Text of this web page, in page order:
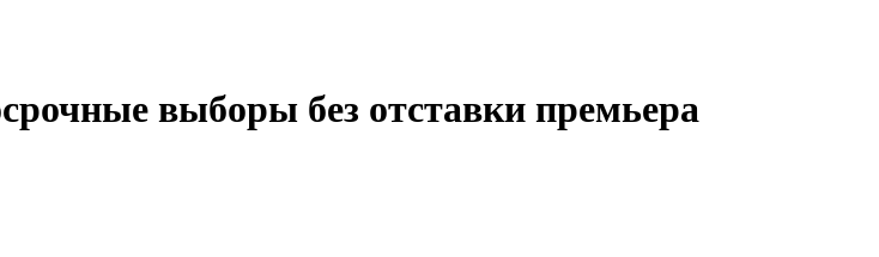
выборы без отставки премьера